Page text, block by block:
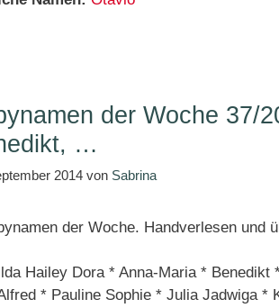
der Woche 37/
…
2014 von Sabrina
Hailey Dora * Anna-Maria *
* Pauline Sophie * Julia Jadwiga *